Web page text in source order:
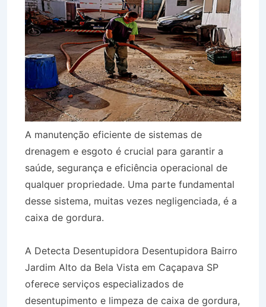
A manutenção eficiente de sistemas de
drenagem e esgoto é crucial para garantir a
saúde, segurança e eficiência operacional de
qualquer propriedade. Uma parte fundamental
desse sistema, muitas vezes negligenciada, é a
caixa de gordura.
A Detecta Desentupidora Desentupidora Bairro
Jardim Alto da Bela Vista em Caçapava SP
oferece serviços especializados de
desentupimento e limpeza de caixa de gordura,